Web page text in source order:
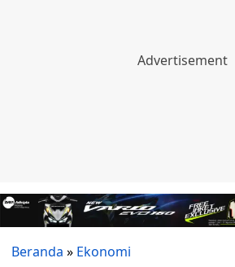
Beranda » Ekonomi